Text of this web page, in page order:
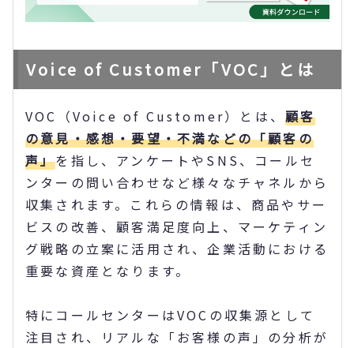
Voice of Customer「VOC」とは
VOC（Voice of Customer）とは、顧客
の意見・感想・要望・不満などの「顧客の
声」を指し、アンケートやSNS、コールセ
ンターの問い合わせなど様々なチャネルから
収集されます。これらの情報は、商品やサー
ビスの改善、顧客満足度向上、マーケティン
グ戦略の立案に活用され、企業活動における
重要な資産となります。
特にコールセンターはVOCの収集源として
注目され、リアルな「お客様の声」の分析が